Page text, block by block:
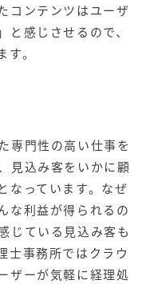
コンテンツはユーザ
感じさせるので、
。
専門性の高い仕事を
見込み客をいかに顧
なっています。なぜ
な利益が得られるの
じている見込み客も
士事務所ではクラウ
ザーが気軽に経理処